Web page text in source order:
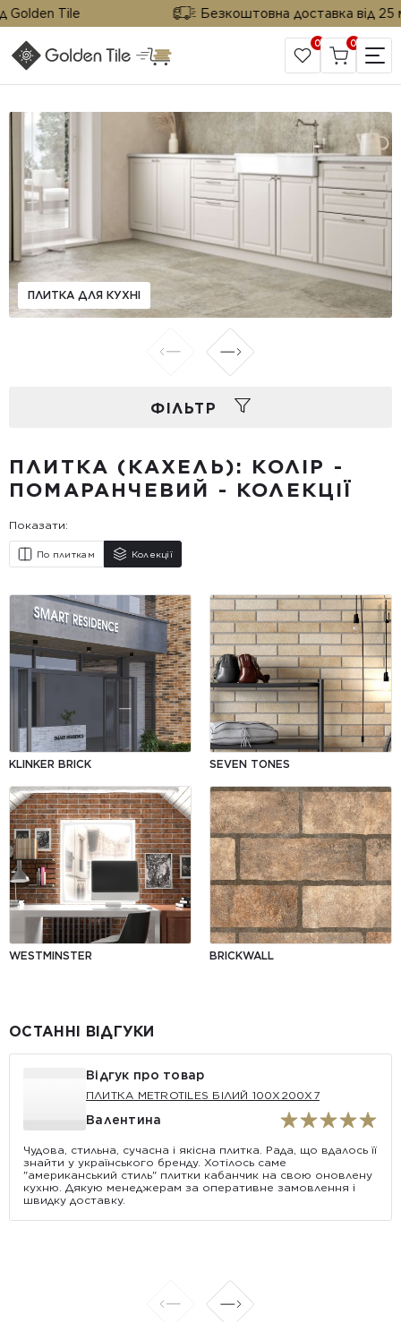
Tile Безкоштовна доставка від 25 м²
САЙТ КОМПАНІЇ
0 0
ПЛИТКА ДЛЯ КУХНІ
ФIЛЬТР
ПЛИТКА (КАХЕЛЬ): КОЛІР -
ПОМАРАНЧЕВИЙ - КОЛЕКЦІЇ
Показати:
По плиткам Колекції
KLINKER BRICK SEVEN TONES
WESTMINSTER BRICKWALL
ОСТАННІ ВІДГУКИ
Відгук про товар
ПЛИТКА METROTILES БІЛИЙ 100X200X7
Валентина
Чудова, стильна, сучасна і якісна плитка. Рада, що вдалось її
знайти у українського бренду. Хотілось саме
"американський стиль" плитки кабанчик на свою оновлену
кухню. Дякую менеджерам за оперативне замовлення і
швидку доставку.